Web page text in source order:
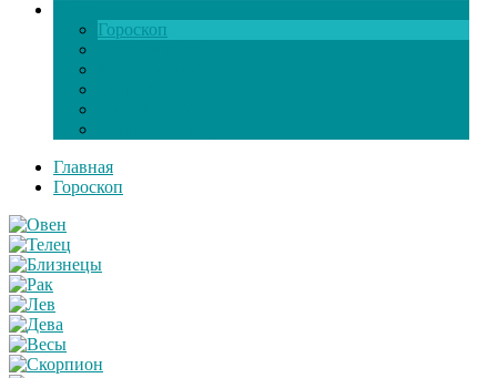
Гороскоп
Главная
Гороскоп